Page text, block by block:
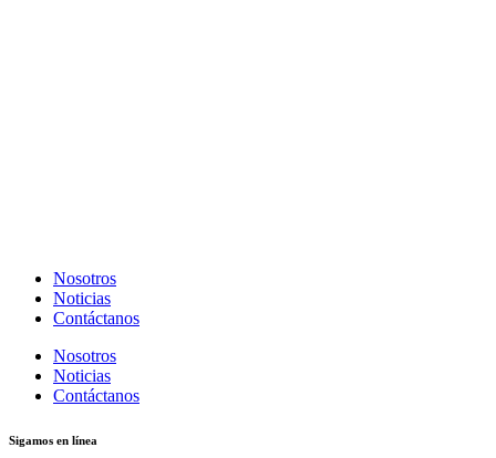
Nosotros
Noticias
Contáctanos
Nosotros
Noticias
Contáctanos
Sigamos en línea